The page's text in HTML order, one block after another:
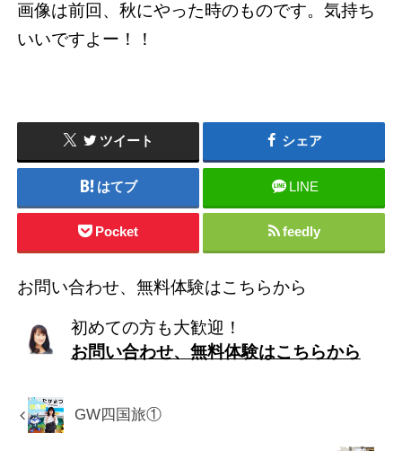
画像は前回、秋にやった時のものです。気持ち
いいですよー！！
ツイート シェア
はてブ LINE
Pocket feedly
お問い合わせ、無料体験はこちらから
初めての方も大歓迎！
お問い合わせ、無料体験はこちらから
GW四国旅①